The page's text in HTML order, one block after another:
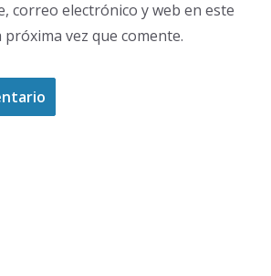
correo electrónico y web en este
vez que comente.